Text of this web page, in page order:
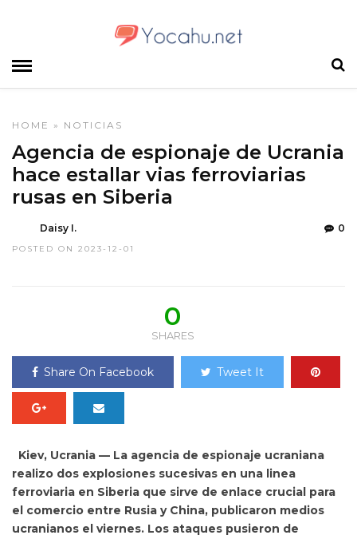
HOME » NOTICIAS
Agencia de espionaje de Ucrania
hace estallar vias ferroviarias
rusas en Siberia
Daisy I.
POSTED ON 2023-12-01
0
0
SHARES
Share On Facebook Tweet It
Kiev, Ucrania — La agencia de espionaje ucraniana
realizo dos explosiones sucesivas en una linea
ferroviaria en Siberia que sirve de enlace crucial para
el comercio entre Rusia y China, publicaron medios
ucranianos el viernes. Los ataques pusieron de